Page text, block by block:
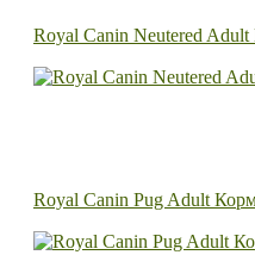
Royal Canin Neutered
Royal Canin Pug Adult